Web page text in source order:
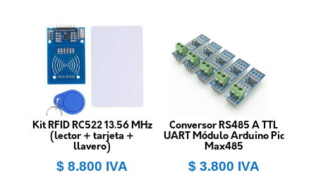
Kit RFID RC522 13.56 MHz
(lector + tarjeta +
llavero)
$ 8.800 IVA
Conversor RS485 A TTL
UART Módulo Arduino Pic
Max485
$3.800 IVA